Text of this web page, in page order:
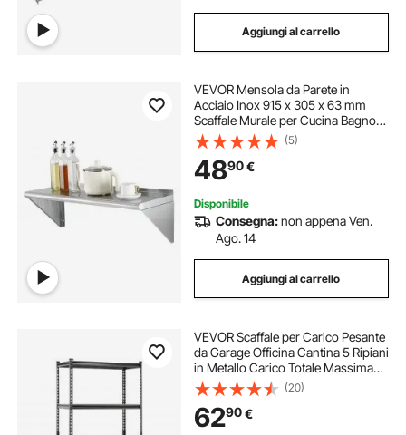
Aggiungi al carrello
VEVOR Mensola da Parete in
Acciaio Inox 915 x 305 x 63 mm
Scaffale Murale per Cucina Bagno
Soggiorno Capacità Carico Max.
113kg, Mensola da Parete
Portaoggetti Portaspezie in Acciaio
Inox per Cucina
(5)
4890€
Disponibile
Consegna:non appena Ven.
Ago. 14
Aggiungi al carrello
VEVOR Scaffale per Carico Pesante
da Garage Officina Cantina 5 Ripiani
in Metallo Carico Totale Massima
907,2kg, Scaffale in Metallo Altezza
Ripiano Regolabile 90x45x182,88
cm, Scaffale per Magazzino
(20)
6290€